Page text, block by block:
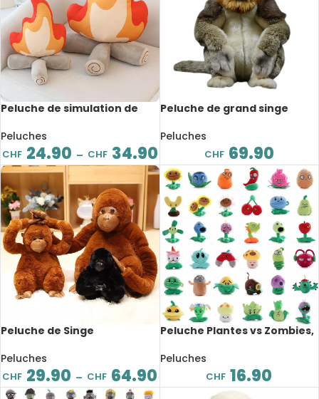
Peluche de simulation de
confortable, 30 à 45 cm
Peluches
CHF 24.90 – CHF 34.90
Peluche de grand singe
Peluches
CHF 69.90
Peluche de Singe
de 20 à 45cm
Peluches
CHF 29.90 – CHF 64.90
Peluche Plantes vs Zombies,
Peluches
CHF 16.90